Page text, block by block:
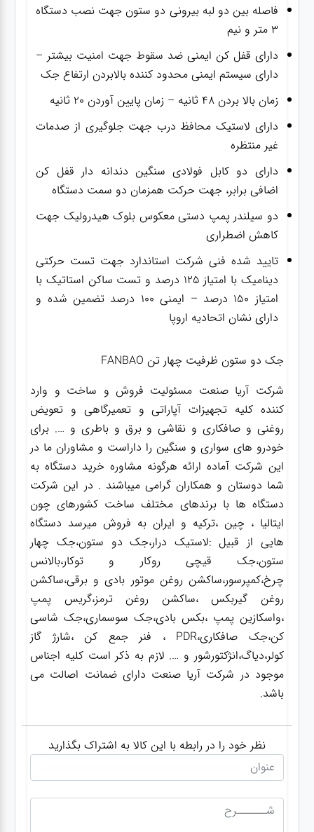
فاصله بین دو لبه بیرونی دو ستون جهت نصب دستگاه
۳ متر و نیم
دارای قفل کن ایمنی ضد سقوط جهت امنیت بیشتر –
دارای سیستم ایمنی محدود کننده بالابردن ارتفاع جک
زمان بالا بردن ۴۸ ثانیه – زمان پایین آوردن ۲۰ ثانیه
دارای لاستیک محافظ درب جهت جلوگیری از صدمات
غیر منتظره
دارای دو کابل فولادی سنگین دندانه دار قفل کن
اضافی برابر، جهت حرکت همزمان دو سمت دستگاه
دو سیلندر پمپ دستی معکوس بلوک هیدرولیک جهت
کاهش اضطراری
تایید شده فنی شرکت استاندارد جهت تست حرکتی
دینامیک با امتیاز ۱۲۵ درصد و تست ساکن استاتیک با
امتیاز ۱۵۰ درصد – ایمنی ۱۰۰ درصد تضمین شده و
دارای نشان اتحادیه اروپا
جک دو ستون ظرفیت چهار تن FANBAO
شرکت آریا صنعت مسئولیت فروش و ساخت و وارد
کننده کلیه تجهیزات آپاراتی و تعمیرگاهی و تعویض
روغنی و صافکاری و نقاشی و برق و باطری و …. برای
خودرو های سواری و سنگین را داراست و مشاوران ما در
این شرکت آماده ارائه هرگونه مشاوره خرید دستگاه به
شما دوستان و همکاران گرامی میباشند . در این شرکت
دستگاه ها با برندهای مختلف ساخت کشورهای چون
ایتالیا ، چین ،ترکیه و ایران به فروش میرسد دستگاه
هایی از قبیل :لاستیک درار،جک دو ستون،جک چهار
ستون،جک قیچی روکار و توکار،بالانس
چرخ،کمپرسور،ساکشن روغن موتور بادی و برقی،ساکشن
روغن گیربکس ،ساکشن روغن ترمز،گریس پمپ
،واسکازین پمپ ،بکس بادی،جک سوسماری،جک شاسی
کن،جک صافکاری،PDR ، فنر جمع کن ،شارژ گاز
کولر،دیاگ،انژکتورشور و …. لازم به ذکر است کلیه اجناس
موجود در شرکت آریا صنعت دارای ضمانت اصالت می
باشد.
نظر خود را در رابطه با این کالا به اشتراک بگذارید